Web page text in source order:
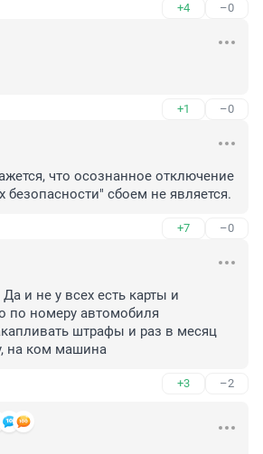
+4 –0
+1 –0
что осознанное отключение
безопасности" сбоем не является.
+7 –0
и не у всех есть карты и
по номеру автомобиля
штрафы и раз в месяц
на ком машина
+3 –2